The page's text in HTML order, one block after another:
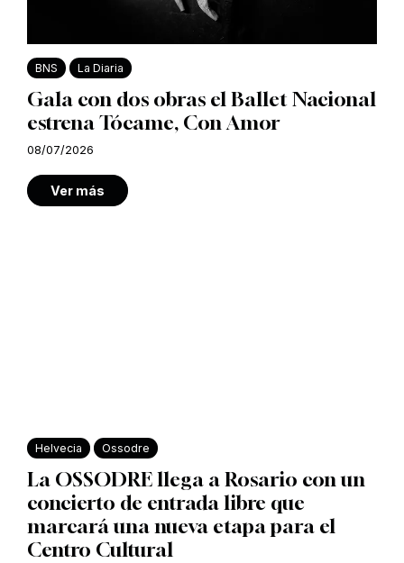
BNS La Diaria
Gala con dos obras el Ballet Nacional
estrena Tócame, Con Amor
08/07/2026
Ver más
Helvecia Ossodre
La OSSODRE llega a Rosario con un
concierto de entrada libre que
marcará una nueva etapa para el
Centro Cultural